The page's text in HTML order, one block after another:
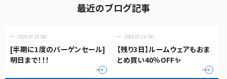
最近のブログ記事
2026.07.25 SAT
[半期に1度のバーゲンセール]
明日まで！！！
2026.07.24 FRI
【残り3日】ルームウェアもおま
とめ買い40％OFF✨